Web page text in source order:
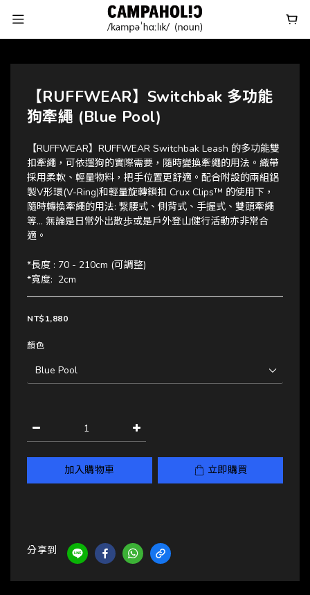
【RUFFWEAR】Switchbak 多功能
狗牽繩 (Blue Pool)
【RUFFWEAR】RUFFWEAR Switchbak Leash 的多功能雙
扣牽繩，可依遛狗的實際需要，隨時變換牽繩的用法。織帶
採用柔軟、輕量物料，把手位置更舒適。配合附設的兩組鋁
製V形環(V-Ring)和輕量旋轉鎖扣 Crux Clips™ 的使用下，
隨時轉換牽繩的用法: 繋腰式、側背式、手握式、雙頭牽繩
等... 無論是日常外出散歩或是戶外登山健行活動亦非常合
適。
*長度 : 70 - 210cm (可調整)
*寬度:  2cm
NT$1,880
顏色
加入購物車 立即購買
分享到